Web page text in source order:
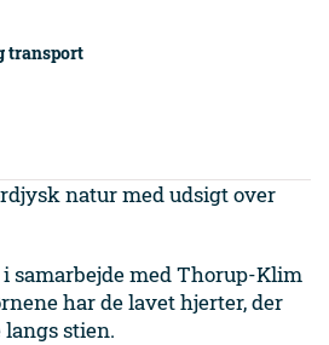
transport
natur med udsigt over
samarbejde med Thorup-Klim
har de lavet hjerter, der
stien.